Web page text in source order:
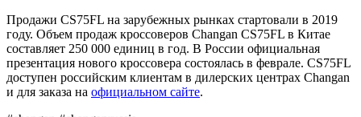
Продажи CS75FL на зарубежных рынках стартовали в 2019
году. Объем продаж кроссоверов Changan CS75FL в Китае
составляет 250 000 единиц в год. В России официальная
презентация нового кроссовера состоялась в феврале. CS75FL
доступен российским клиентам в дилерских центрах Changan
и для заказа на официальном сайте.